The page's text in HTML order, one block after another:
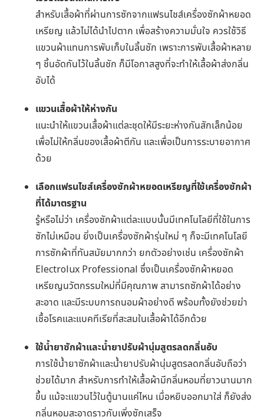
สำหรับเสื้อผ้าที่ผ่านการซักจากแฟรนไชส์เครื่องซักผ้าหยอด
เหรียญ แล้วไม่ได้นำไปตาก เพื่อสร้างความมั่นใจ ควรใช้วิธี
แขวนผ้าแทนการพับเก็บในลิ้นชัก เพราะการพับเสื้อผ้าหลาย
ๆ ชิ้นอัดกันไว้ในลิ้นชัก ก็มีโอกาสสูงที่จะทำให้เสื้อผ้าส่งกลิ่น
อับได้
แขวนเสื้อผ้าให้ห่างกัน
แนะนำให้แขวนเสื้อผ้าแต่ละชุดให้มีระยะห่างกันสักเล็กน้อย
เพื่อไม่ให้กลิ่นของเสื้อผ้าตีกัน และเพื่อเป็นการระบายอากาศ
ด้วย
เลือกแฟรนไชส์เครื่องซักผ้าหยอดเหรียญที่ใช้เครื่องซักผ้า
ที่ได้มาตรฐาน
รู้หรือไม่ว่า เครื่องซักผ้าแต่ละแบบนั้นมีเทคโนโลยีที่ใช้ในการ
ซักไม่เหมือน ยิ่งเป็นเครื่องซักผ้ารุ่นใหม่ ๆ ก็จะมีเทคโนโลยี
การซักผ้าที่ทันสมัยมากกว่า ยกตัวอย่างเช่น เครื่องซักผ้า
Electrolux Professional ซึ่งเป็นเครื่องซักผ้าหยอด
เหรียญนวัตกรรมใหม่ที่มีคุณภาพ สามารถซักผ้าได้อย่าง
สะอาด และมีระบบการถนอมผ้าอย่างดี พร้อมทั้งยังช่วยฆ่า
เชื้อโรคและแบคทีเรียที่สะสมในเสื้อผ้าได้อีกด้วย
ใช้น้ำยาซักผ้าและน้ำยาปรับผ้านุ่มสูตรลดกลิ่นอับ
การใช้น้ำยาซักผ้าและน้ำยาปรับผ้านุ่มสูตรลดกลิ่นอับถือว่า
ช่วยได้มาก สำหรับการทำให้เสื้อผ้ามีกลิ่นหอมที่ยาวนานมาก
ขึ้น แม้จะแขวนไว้ในตู้นานแค่ไหน เมื่อหยิบออกมาใส่ ก็ยังส่ง
กลิ่นหอมสะอาดราวกับเพิ่งซักเสร็จ